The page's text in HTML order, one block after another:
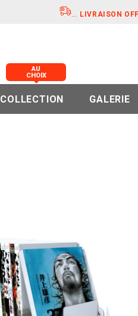
... LIVRAISON
COLLECTION
AU
CHOIX
GALERIE